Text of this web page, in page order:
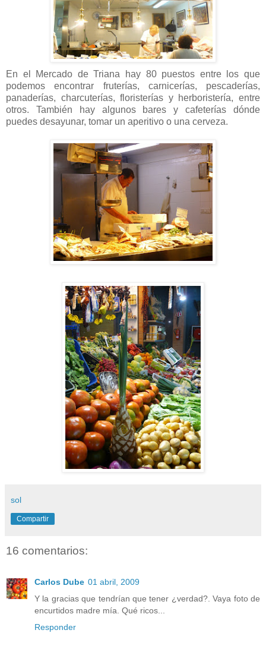
En el Mercado de Triana hay 80 puestos entre los que
podemos encontrar fruterías, carnicerías, pescaderías,
panaderías, charcuterías, floristerías y herboristería, entre
otros. También hay algunos bares y cafeterías dónde
puedes desayunar, tomar un aperitivo o una cerveza.
sol
Compartir
16 comentarios:
Carlos Dube 01 abril, 2009
Y la gracias que tendrían que tener ¿verdad?. Vaya foto de
encurtidos madre mía. Qué ricos...
Responder